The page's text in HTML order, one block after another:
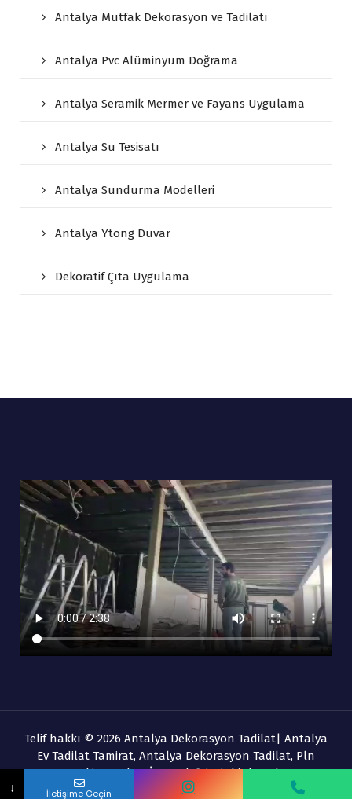
Antalya Mutfak Dekorasyon ve Tadilatı
Antalya Pvc Alüminyum Doğrama
Antalya Seramik Mermer ve Fayans Uygulama
Antalya Su Tesisatı
Antalya Sundurma Modelleri
Antalya Ytong Duvar
Dekoratif Çıta Uygulama
Telif hakkı © 2026 Antalya Dekorasyon Tadilat| Antalya
Ev Tadilat Tamirat, Antalya Dekorasyon Tadilat, Pln
Banyo Ekipmanları İnş. Ltd. Şti. Ait bir kuruluştur.
↓ İletişime Geçin